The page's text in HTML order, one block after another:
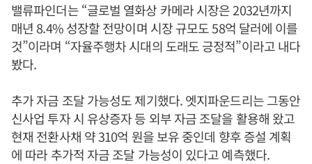
밸류파인더는 “글로벌 열화상 카메라 시장은 2032년까지
매년 8.4% 성장할 전망이며 시장 규모도 58억 달러에 이를
것”이라며 “자율주행차 시대의 도래도 긍정적”이라고 내다
봤다.
추가 자금 조달 가능성도 제기했다. 엣지파운드리는 그동안
신사업 투자 시 유상증자 등 외부 자금 조달을 활용해 왔고
현재 전환사채 약 310억 원을 보유 중인데 향후 증설 계획
에 따라 추가적 자금 조달 가능성이 있다고 예측했다.